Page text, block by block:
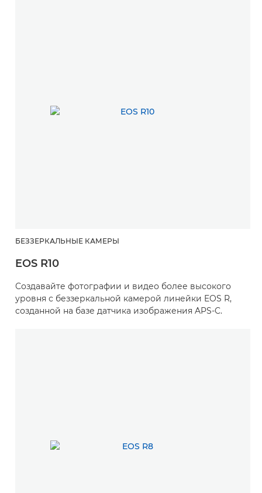
БЕЗЗЕРКАЛЬНЫЕ КАМЕРЫ
EOS R10
Создавайте фотографии и видео более высокого
уровня с беззеркальной камерой линейки EOS R,
созданной на базе датчика изображения APS-C.